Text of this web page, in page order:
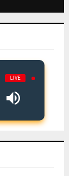
LIVE